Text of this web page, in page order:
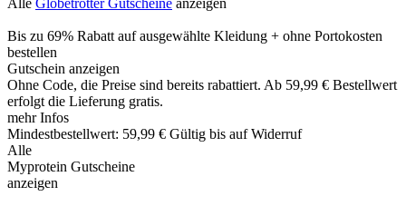
Bis zu 69% Rabatt auf ausgewählte Kleidung + ohne Portokosten
bestellen
Gutschein anzeigen
Ohne Code, die Preise sind bereits rabattiert. Ab 59,99 € Bestellwert
erfolgt die Lieferung gratis.
mehr Infos
Mindestbestellwert: 59,99 € Gültig bis auf Widerruf
Alle
Myprotein Gutscheine
anzeigen